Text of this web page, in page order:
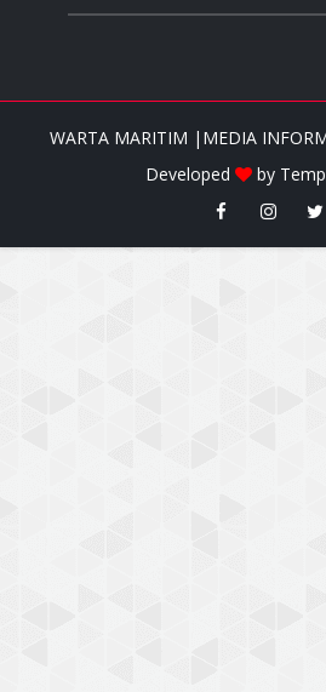
WARTA MARITIM |MEDIA
Developed
by